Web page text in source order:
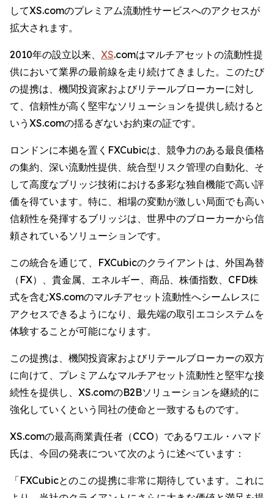
してXS.comのプレミアム流動性サービスへのアクセスが
拡大されます。
2010年の設立以来、 XS.comはマルチアセットの流動性提
供において業界の最前線を走り続けてきました。このたび
の提携は、機関投資家およびリテールブローカーに対し
て、信頼性が高く堅牢なソリューションを提供し続けると
いうXS.comの揺るぎないお約束の証です。
ロンドンに本拠を置くFXCubicは、競争力のある最良価格
の集約、深い流動性提供、統合型リスク管理の自動化、そ
して高度なブリッジ技術における多彩な独自機能で高い評
価を得ています。特に、相場の変動が激しい局面でも高い
信頼性を発揮するブリッジは、世界中のブローカーから信
頼されているソリューションです。
この統合を通じて、FXCubicのクライアントは、外国為替
（FX）、貴金属、エネルギー、商品、株価指数、CFD株
式を含むXS.comのマルチアセット流動性へシームレスに
アクセスできるようになり、最先端の取引エコシステムを
体験することが可能になります。
この提携は、機関投資家およびリテールブローカーの双方
に向けて、プレミアムなマルチアセット流動性と堅牢な接
続性を提供し、XS.comのB2Bソリューションを継続的に
強化していくという同社の使命と一致するものです。
XS.comの最高商業責任者（CCO）であるワエル・ハマド
氏は、今回の発表について次のように述べています：
「FXCubicとのこの提携に非常に期待しています。これに